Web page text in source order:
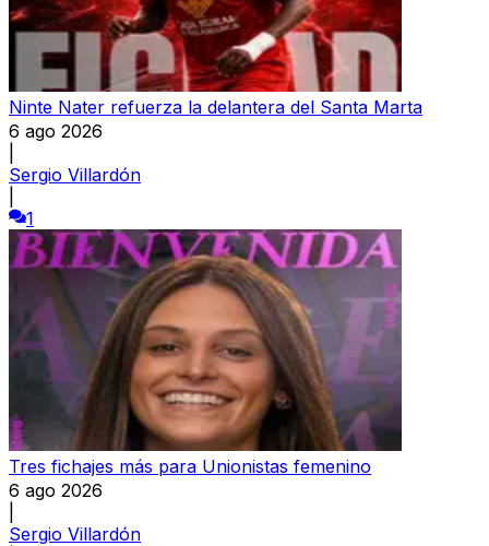
Ninte Nater refuerza la delantera del Santa Marta
6 ago 2026
Sergio Villardón
1
Tres fichajes más para Unionistas femenino
6 ago 2026
Sergio Villardón